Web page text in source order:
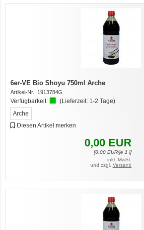
6er-VE Bio Shoyu 750ml Arche
Artikel-Nr.: 1913784G
Verfügbarkeit: (Lieferzeit: 1-2 Tage)
Arche
Diesen Artikel merken
0,00 EUR
[0,00EUR/je 1 l]
inkl. MwSt.
und zzgl. Versand